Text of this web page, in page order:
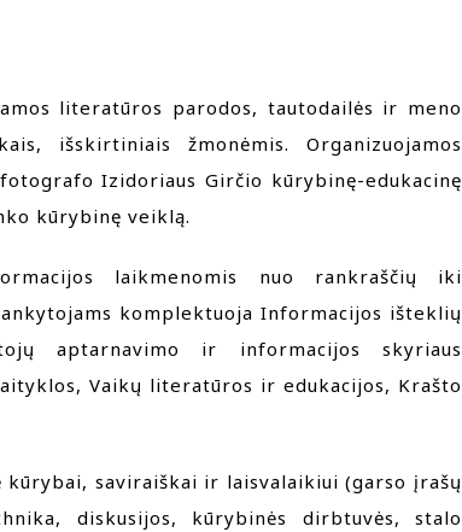
literatūros parodos, tautodailės ir meno
išskirtiniais žmonėmis. Organizuojamos
Izidoriaus Girčio kūrybinę-edukacinę
kūrybinę veiklą.
laikmenomis nuo rankraščių iki
komplektuoja Informacijos išteklių
aptarnavimo ir informacijos skyriaus
Vaikų literatūros ir edukacijos, Krašto
saviraiškai ir laisvalaikiui (garso įrašų
diskusijos, kūrybinės dirbtuvės, stalo